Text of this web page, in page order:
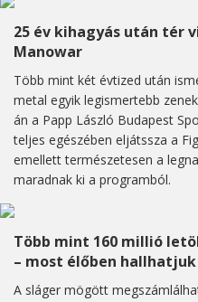
25 év kihagyás után tér
Manowar
Több mint két évtized után
metal egyik legismertebb
án a Papp László Budapest
teljes egészében eljátssza a
emellett természetesen a
maradnak ki a programból.
Több mint 160 millió
– most élőben
A sláger mögött